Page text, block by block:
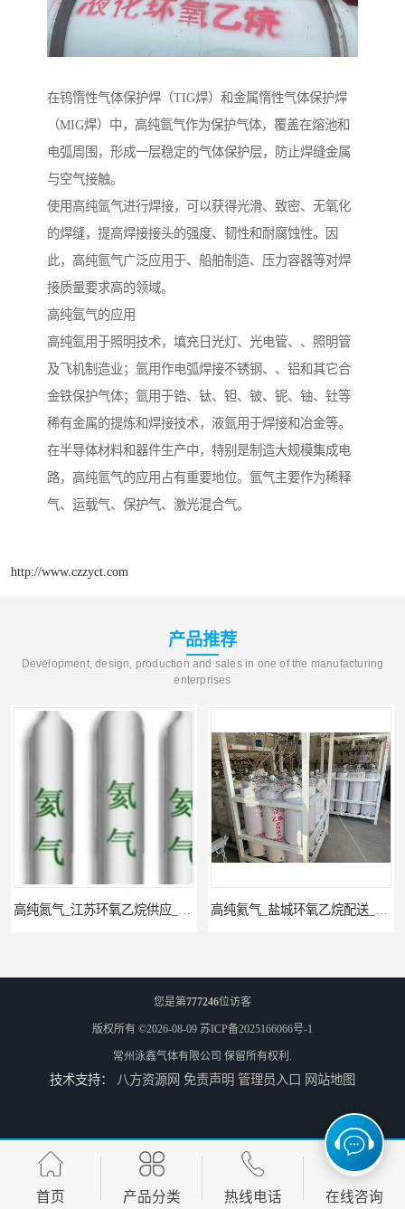
在钨惰性气体保护焊（TIG焊）和金属惰性气体保护焊
（MIG焊）中，高纯氩气作为保护气体，覆盖在熔池和
电弧周围，形成一层稳定的气体保护层，防止焊缝金属
与空气接触。
使用高纯氩气进行焊接，可以获得光滑、致密、无氧化
的焊缝，提高焊接接头的强度、韧性和耐腐蚀性。因
此，高纯氩气广泛应用于、船舶制造、压力容器等对焊
接质量要求高的领域。
高纯氩气的应用
高纯氩用于照明技术，填充日光灯、光电管、、照明管
及飞机制造业；氩用作电弧焊接不锈钢、、铝和其它合
金铁保护气体；氩用于锆、钛、钽、铍、铌、铀、钍等
稀有金属的提炼和焊接技术，液氩用于焊接和冶金等。
在半导体材料和器件生产中，特别是制造大规模集成电
路，高纯氩气的应用占有重要地位。氩气主要作为稀释
气、运载气、保护气、激光混合气。
http://www.czzyct.com
产品推荐
Development, design, production and sales in one of the manufacturing
enterprises
工业气体_无锡环氧乙烷供应_泳鑫气体 江苏环氧乙烷配送_工业气体
您是第777246位访客
版权所有 ©2026-08-09 苏ICP备2025166066号-1
常州泳鑫气体有限公司 保留所有权利.
技术支持： 八方资源网 免责声明 管理员入口 网站地图
首页 产品分类 热线电话 在线咨询